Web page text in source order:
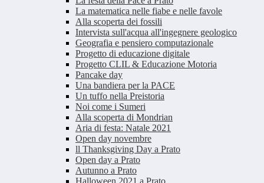
La matematica nelle fiabe e nelle favole
Alla scoperta dei fossili
Intervista sull'acqua all'ingegnere geologico
Geografia e pensiero computazionale
Progetto di educazione digitale
Progetto CLIL & Educazione Motoria
Pancake day
Una bandiera per la PACE
Un tuffo nella Preistoria
Noi come i Sumeri
Alla scoperta di Mondrian
Aria di festa: Natale 2021
Open day novembre
ll Thanksgiving Day a Prato
Open day a Prato
Autunno a Prato